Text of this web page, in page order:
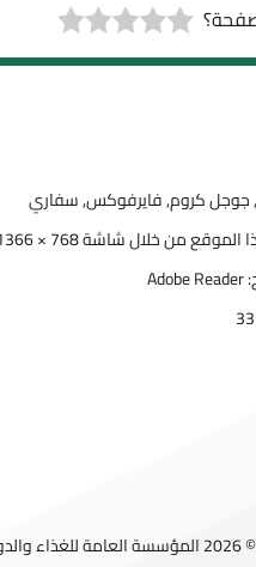
فايرفوكس, سفاري
768 × 1366